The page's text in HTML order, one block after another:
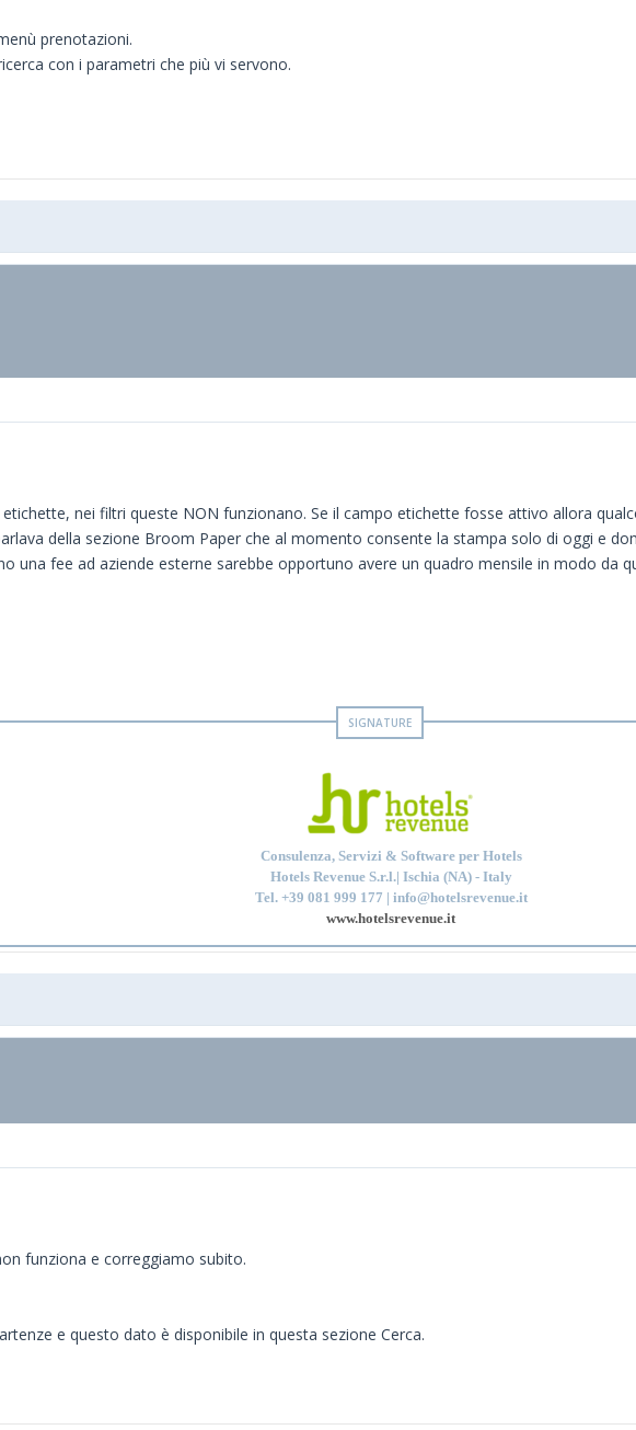
prenotazioni.
con i parametri che più vi servono.
nei filtri queste NON funzionano. Se il campo etichette fosse attivo allora
della sezione Broom Paper che al momento consente la stampa solo di oggi e
una fee ad aziende esterne sarebbe opportuno avere un quadro mensile in modo da
Consulenza, Servizi & Software per Hotels
Hotels Revenue S.r.l.| Ischia (NA) - Italy
Tel. +39 081 999 177 | info@hotelsrevenue.it
www.hotelsrevenue.it
funziona e correggiamo subito.
e questo dato è disponibile in questa sezione Cerca.